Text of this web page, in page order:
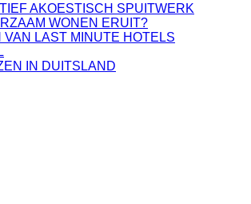
AKOESTISCH SPUITWERK
WONEN ERUIT?
LAST MINUTE HOTELS
IN DUITSLAND